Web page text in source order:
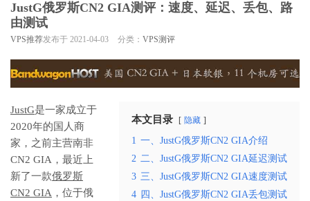
JustG俄罗斯CN2 GIA测评：速度、延迟、丢包、路
由测试
VPS推荐发布于 2021-04-03 分类： VPS测评
本文目录 隐藏
1 一、JustG俄罗斯CN2 GIA介绍
2 二、JustG俄罗斯CN2 GIA延迟测试
3 三、JustG俄罗斯CN2 GIA速度测试
4 四、JustG俄罗斯CN2 GIA丢包测试
JustG是一家成立于
2020年的国人商
家，之前主营南非
CN2 GIA，最近上
新了一款俄罗斯
CN2 GIA ，位于俄